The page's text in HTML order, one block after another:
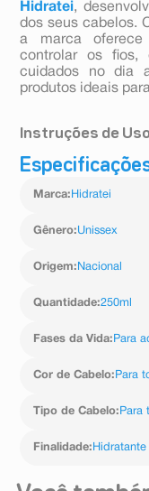
Hidratei,
dos seus cabelos.
a marca oferece
controlar os fios,
cuidados no dia
produtos ideais
Instruções de
Aplique o
até formar
Marca: Hidratei
Gênero:Unissex
Origem: Nacional
Quantidade:250ml
Fases da Vida: Para
Cor de Cabelo: Para
Tipo de Cabelo: Para
Finalidade: Hidratante